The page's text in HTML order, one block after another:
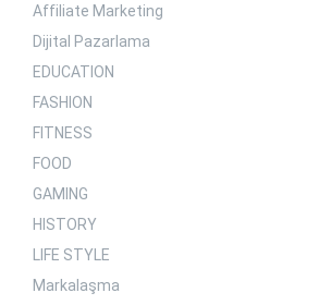
Affiliate Marketing
Dijital Pazarlama
EDUCATION
FASHION
FITNESS
FOOD
GAMING
HISTORY
LIFE STYLE
Markalaşma